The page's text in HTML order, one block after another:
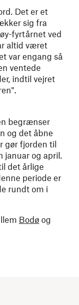
Det er et
sig fra
fyrtårnet ved
altid været
var engang så
ventede
indtil vejret
begrænser
og det åbne
gør fjorden til
januar og april.
det årlige
periode er
rundt om i
Bodø og